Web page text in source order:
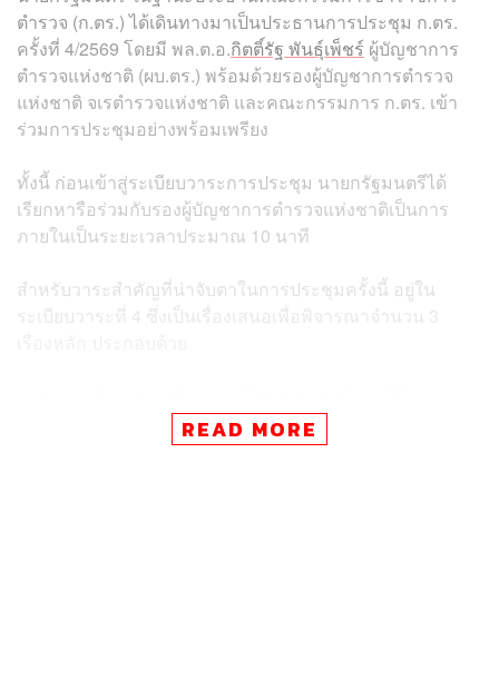
ตำรวจ (ก.ตร.) ได้เดินทางมาเป็นประธานการประชุม ก.ตร.
ครั้งที่ 4/2569 โดยมี พล.ต.อ.กิตติ์รัฐ พันธุ์เพ็ชร์ ผู้บัญชาการ
ตำรวจแห่งชาติ (ผบ.ตร.) พร้อมด้วยรองผู้บัญชาการตำรวจ
แห่งชาติ จเรตำรวจแห่งชาติ และคณะกรรมการ ก.ตร. เข้า
ร่วมการประชุมอย่างพร้อมเพรียง
ทั้งนี้ ก่อนเข้าสู่ระเบียบวาระการประชุม นายกรัฐมนตรีได้
เรียกหารือร่วมกับรองผู้บัญชาการตำรวจแห่งชาติเป็นการ
ภายในเป็นระยะเวลาประมาณ 10 นาที
สำหรับวาระสำคัญที่น่าจับตาในการประชุมครั้งนี้ อยู่ใน
ระเบียบวาระที่ 4 ซึ่งเป็นเรื่องเสนอเพื่อพิจารณาจำนวน 3
ประเมินความรู้ความสามารถ เพื่อใช้ในการพิจารณา
แต่งตั้งข้าราชการตำรวจสายงานสืบสวนสอบสวนที่
READ MORE